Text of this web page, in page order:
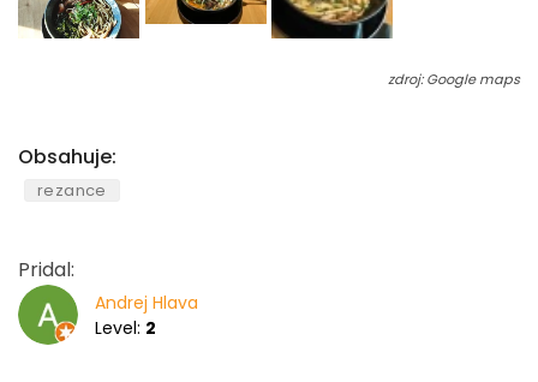
zdroj: Google maps
Obsahuje:
rezance
Pridal:
Andrej Hlava
Level: 2